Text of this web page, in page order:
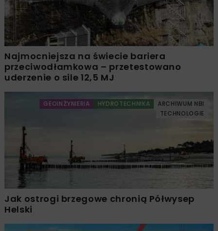
Najmocniejsza na świecie bariera
przeciwodłamkowa – przetestowano
uderzenie o sile 12,5 MJ
GEOINŻYNIERIA HYDROTECHNIKA
ARCHIWUM NBI
TECHNOLOGIE
Jak ostrogi brzegowe chronią Półwysep
Helski